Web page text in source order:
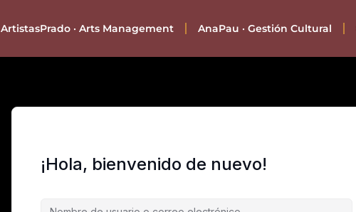
ArtistasPrado · Arts Management AnaPau · Gestión Cultural
¡Hola, bienvenido de nuevo!